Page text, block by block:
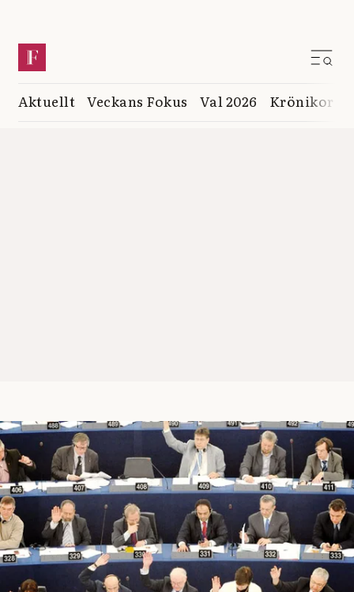
Aktuellt Veckans Fokus Val 2026 Krönikor